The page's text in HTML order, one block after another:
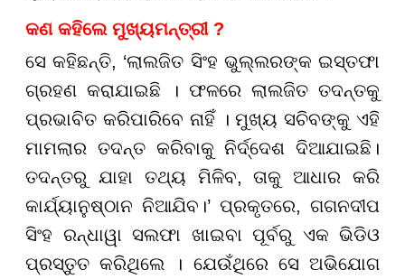
କଣ କହିଲେ ମୁଖ୍ୟମନ୍ତ୍ରୀ ?
ସେ କହିଛନ୍ତି, ‘ଲାଲଜିତ ସିଂହ ଭୁଲ୍ଲରଙ୍କ ଇସ୍ତଫା
ଗ୍ରହଣ କରାଯାଇଛି । ଫଳରେ ଲାଲଜିତ ତଦନ୍ତକୁ
ପ୍ରଭାବିତ କରିପାରିବେ ନାହିଁ । ମୁଖ୍ୟ ସଚିବଙ୍କୁ ଏହି
ମାମଲାର ତଦନ୍ତ କରିବାକୁ ନିର୍ଦ୍ଦେଶ ଦିଆଯାଇଛି।
ତଦନ୍ତରୁ ଯାହା ତଥ୍ୟ ମିଳିବ, ତାକୁ ଆଧାର କରି
କାର୍ଯ୍ୟାନୁଷ୍ଠାନ ନିଆଯିବ।’ ପ୍ରକୃତରେ, ଗଗନଦୀପ
ସିଂହ ରନ୍ଧାୱା ସଲଫା ଖାଇବା ପୂର୍ବରୁ ଏକ ଭିଡିଓ
ପ୍ରସ୍ତୁତ କରିଥିଲେ । ଯେଉଁଥିରେ ସେ ଅଭିଯୋଗ